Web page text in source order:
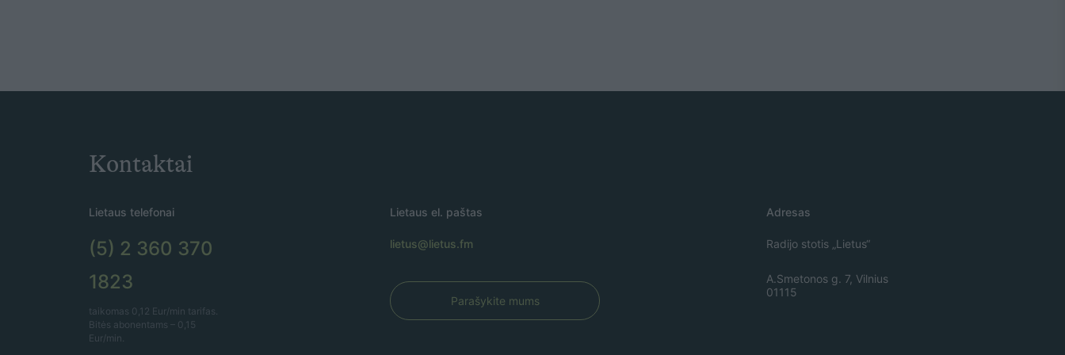
Kontaktai
Lietaus telefonai
(5) 2 360 370
1823
taikomas 0,12 Eur/min tarifas.
Bitės abonentams – 0,15
Eur/min.
Lietaus el. paštas
lietus@lietus.fm
Parašykite mums
Adresas
Radijo stotis „Lietus“
A.Smetonos g. 7, Vilnius
01115